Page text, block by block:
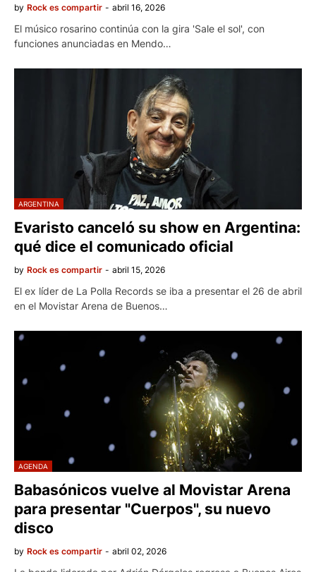
by Rock es compartir - abril 16, 2026
El músico rosarino continúa con la gira 'Sale el sol', con
funciones anunciadas en Mendo…
ARGENTINA
Evaristo canceló su show en Argentina:
qué dice el comunicado oficial
by Rock es compartir - abril 15, 2026
El ex líder de La Polla Records se iba a presentar el 26 de abril
en el Movistar Arena de Buenos…
AGENDA
Babasónicos vuelve al Movistar Arena
para presentar "Cuerpos", su nuevo
disco
by Rock es compartir - abril 02, 2026